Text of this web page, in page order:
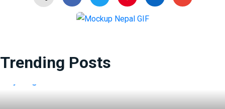
Trending Posts